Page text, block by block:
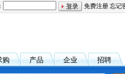
免费注册 忘记
购 产品 企业 招聘